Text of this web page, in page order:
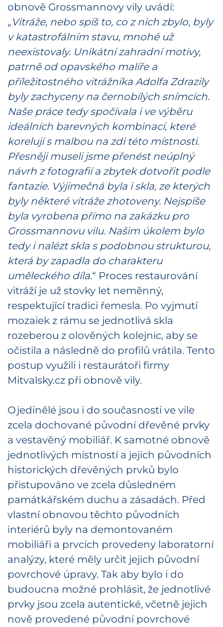
obnově Grossmannovy vily uvádí:
„Vitráže, nebo spíš to, co z nich zbylo, byly
v katastrofálním stavu, mnohé už
neexistovaly. Unikátní zahradní motivy,
patrně od opavského malíře a
příležitostného vitrážníka Adolfa Zdrazily
byly zachyceny na černobílých snímcích.
Naše práce tedy spočívala i ve výběru
ideálních barevných kombinací, které
korelují s malbou na zdi této místnosti.
Přesněji museli jsme přenést neúplný
návrh z fotografií a zbytek dotvořit podle
fantazie. Výjimečná byla i skla, ze kterých
byly některé vitráže zhotoveny. Nejspíše
byla vyrobena přímo na zakázku pro
Grossmannovu vilu. Našim úkolem bylo
tedy i nalézt skla s podobnou strukturou,
která by zapadla do charakteru
uměleckého díla.“ Proces restaurování
vitráží je už stovky let neměnný,
respektující tradici řemesla. Po vyjmutí
mozaiek z rámu se jednotlivá skla
rozeberou z olověných kolejnic, aby se
očistila a následně do profilů vrátila. Tento
postup využili i restaurátoři firmy
Mitvalsky.cz při obnově vily.
Ojedinělé jsou i do současnosti ve vile
zcela dochované původní dřevěné prvky
a vestavěný mobiliář. K samotné obnově
jednotlivých místností a jejich původních
historických dřevěných prvků bylo
přistupováno ve zcela důsledném
památkářském duchu a zásadách. Před
vlastní obnovou těchto původních
interiérů byly na demontovaném
mobiliáři a prvcích provedeny laboratorní
analýzy, které měly určit jejich původní
povrchové úpravy. Tak aby bylo i do
budoucna možné prohlásit, že jednotlivé
prvky jsou zcela autentické, včetně jejich
nově provedené původní povrchové